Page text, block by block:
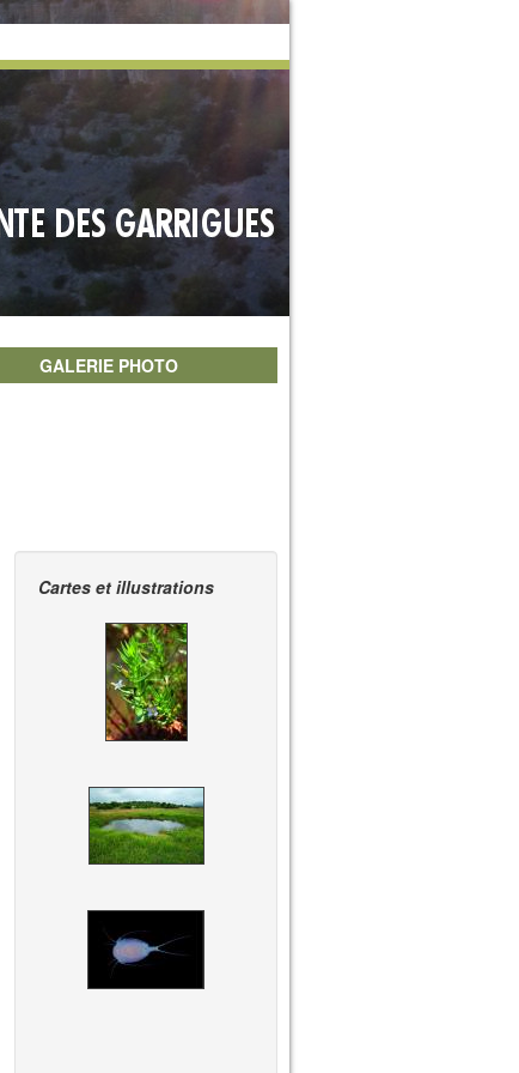
GALERIE PHOTO
Cartes et illustrations